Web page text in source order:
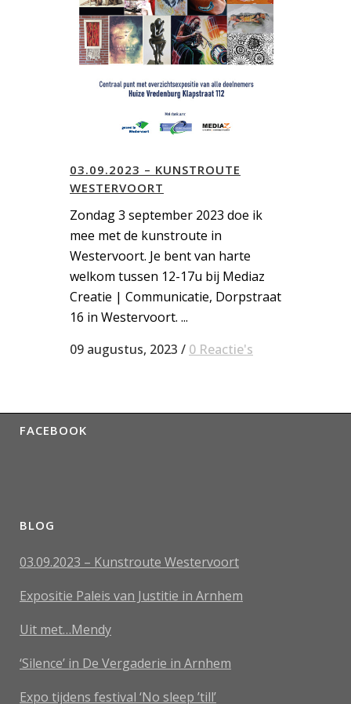
03.09.2023 – KUNSTROUTE
WESTERVOORT
Zondag 3 september 2023 doe ik
mee met de kunstroute in
Westervoort. Je bent van harte
welkom tussen 12-17u bij Mediaz
Creatie | Communicatie, Dorpstraat
16 in Westervoort. ...
09 augustus, 2023 / 0 Reactie's
FACEBOOK
BLOG
03.09.2023 – Kunstroute Westervoort
Expositie Paleis van Justitie in Arnhem
Uit met…Mendy
‘Silence’ in De Vergaderie in Arnhem
Expo tijdens festival ‘No sleep ’till’